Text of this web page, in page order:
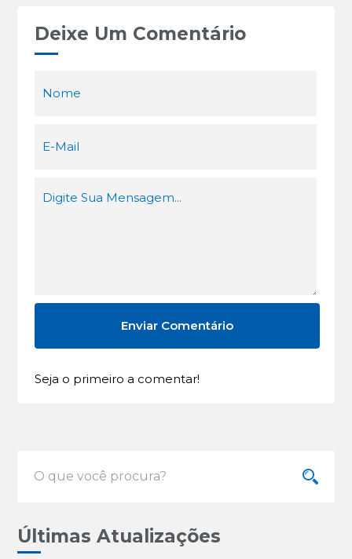
Deixe Um Comentário
Seja o primeiro a comentar!
Últimas Atualizações